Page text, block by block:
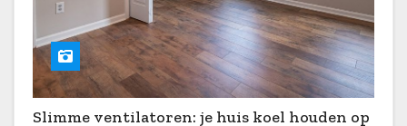
Slimme ventilatoren: je huis koel houden op